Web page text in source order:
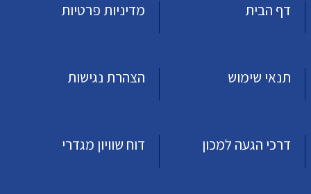
דף הבית
מדיניות פרטיות
תנאי שימוש הצהרת נגישות
דרכי הגעה למכון דוח שוויון מגדרי